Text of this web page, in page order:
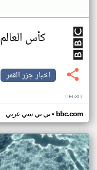
كأس العالم 2026
اخبار جزر القمر
PF63IT
بي بي سي عربي• bbc.com